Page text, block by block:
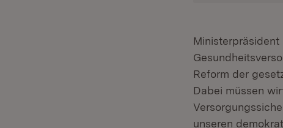
Ministerpräsident
Reform der
Dabei müssen
unseren